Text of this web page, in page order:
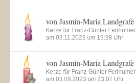
von Jasmin-Maria Landgrafe
Kerze für Franz-Günter Ferihumer
am 03.11.2023 um 19:38 Uhr
von Jasmin-Maria Landgrafe
Kerze für Franz-Günter Ferihumer
am 03.09.2023 um 23:07 Uhr